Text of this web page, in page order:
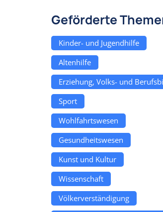
Geförderte
Kinder- und Jugendhilfe
Altenhilfe
Erziehung, Volks- und
Sport
Wohlfahrtswesen
Gesundheitswesen
Kunst und Kultur
Wissenschaft
Völkerverständigung